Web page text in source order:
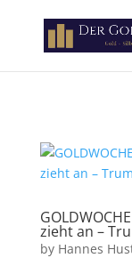
zieht an –
by Hannes